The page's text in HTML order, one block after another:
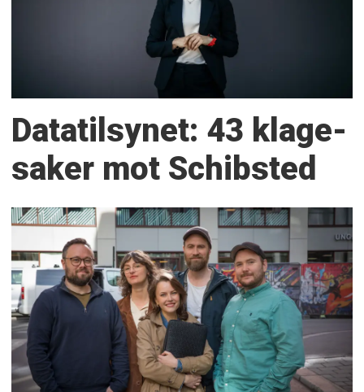
Datatilsynet: 43 klage­
saker mot Schibsted